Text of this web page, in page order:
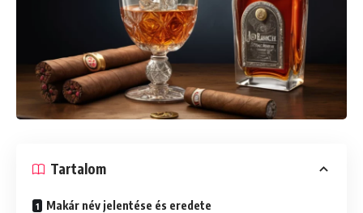
Tartalom
Makár név jelentése és eredete